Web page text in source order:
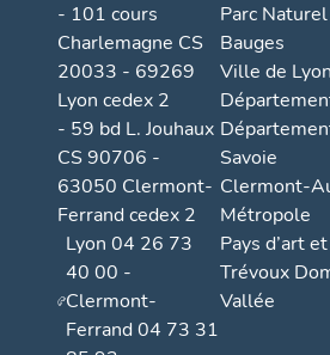
- 101 cours
Charlemagne CS
20033 - 69269
Lyon cedex 2
- 59 bd L. Jouhaux
CS 90706 -
63050 Clermont-
Ferrand cedex 2
Lyon 04 26 73
40 00 -
Clermont-
Ferrand 04 73 31
Parc
Bauges
Ville de Lyon
Savoie
Clermont-
Métropole
Pays d’art
Trévoux
Vallée